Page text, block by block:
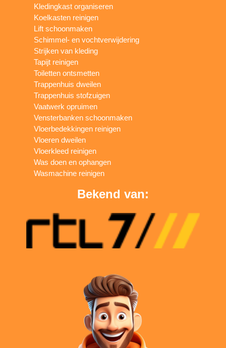
Kledingkast organiseren
Koelkasten reinigen
Lift schoonmaken
Schimmel- en vochtverwijdering
Strijken van kleding
Tapijt reinigen
Toiletten ontsmetten
Trappenhuis dweilen
Trappenhuis stofzuigen
Vaatwerk opruimen
Vensterbanken schoonmaken
Vloerbedekkingen reinigen
Vloeren dweilen
Vloerkleed reinigen
Was doen en ophangen
Wasmachine reinigen
Bekend van: